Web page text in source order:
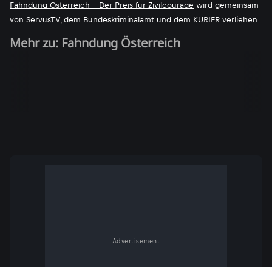
Fahndung Österreich - Der Preis für Zivilcourage wird gemeinsam
von ServusTV, dem Bundeskriminalamt und dem KURIER verliehen.
Mehr zu: Fahndung Österreich
Advertisement